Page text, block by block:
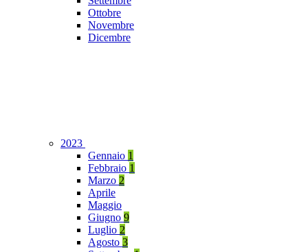
Ottobre
Novembre
Dicembre
2023
Gennaio 1
Febbraio 1
Marzo 2
Aprile
Maggio
Giugno 9
Luglio 2
Agosto 3